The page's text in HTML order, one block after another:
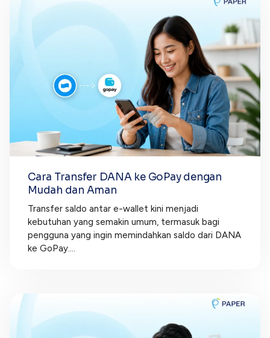
Cara Transfer DANA ke GoPay dengan
Mudah dan Aman
Transfer saldo antar e-wallet kini menjadi
kebutuhan yang semakin umum, termasuk bagi
pengguna yang ingin memindahkan saldo dari DANA
ke GoPay....